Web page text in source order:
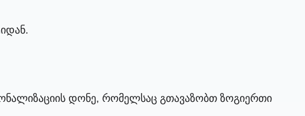
დონე, რომელსაც გთავაზობთ ზოგიერთი